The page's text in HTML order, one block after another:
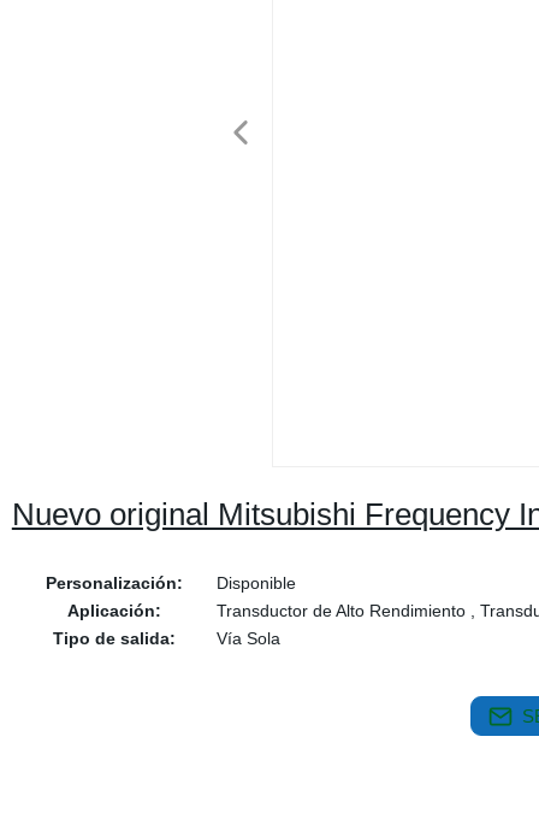
Nuevo original Mitsubishi Frequency
Personalización:
Disponible
Aplicación:
Transductor de Alto Rendimiento ,
Tipo de salida:
Vía Sola